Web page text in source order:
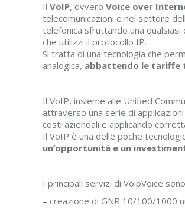
Il VoIP, ovvero Voice over
telecomunicazioni e nel settore
telefonica sfruttando una
che utilizzi il protocollo IP.
Si tratta di una tecnologia che
analogica, abbattendo le tariffe
Il VoIP, insieme alle Unified
attraverso una serie di
costi aziendali e applicando
Il VoIP è una delle poche
un’opportunità e un
I principali servizi di VoipVoice
– creazione di GNR 10/100/1000